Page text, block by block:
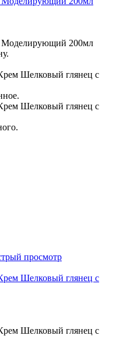
Моделирующий 200мл
Шелковый глянец с
Шелковый глянец с
просмотр
Шелковый глянец с
Шелковый глянец с